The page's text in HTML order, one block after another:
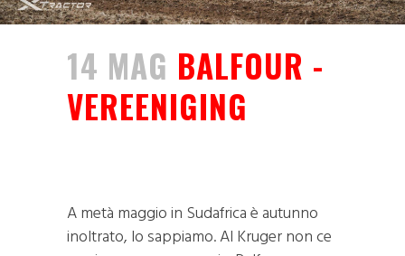
14 MAG BALFOUR -
VEREENIGING
A metà maggio in Sudafrica è autunno
inoltrato, lo sappiamo. Al Kruger non ce